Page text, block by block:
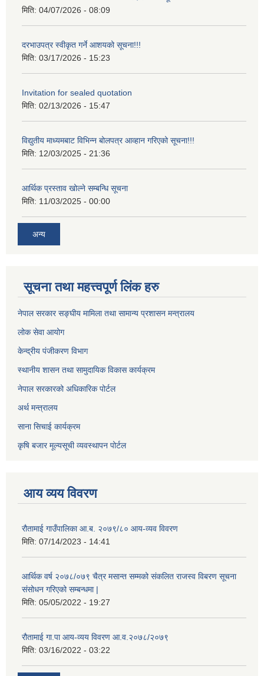
मिति: 04/07/2026 - 08:09
दरभाउपत्र स्वीकृत गर्ने आशयको सूचना!!!
मिति: 03/17/2026 - 15:23
Invitation for sealed quotation
मिति: 02/13/2026 - 15:47
विद्युतीय माध्यमबाट विभिन्न बोलपत्र आव्हान गरिएको सूचना!!!
मिति: 12/03/2025 - 21:36
आर्थिक प्रस्ताव खोल्ने सम्बन्धि सूचना
मिति: 11/03/2025 - 00:00
अन्य
सूचना तथा महत्त्वपूर्ण लिंक हरु
नेपाल सरकार सङ्घीय मामिला तथा सामान्य प्रशासन मन्त्रालय
लोक सेवा आयोग
केन्द्रीय पंजीकरण विभाग
स्थानीय शासन तथा सामुदायिक विकास कार्यक्रम
नेपाल सरकारको अधिकारिक पोर्टल
अर्थ मन्त्रालय
साना सिचाई कार्यक्रम
कृषि बजार मूल्यसूची व्यवस्थापन पोर्टल
आय व्यय विवरण
रौतामाई गाउँपालिका आ.ब. २०७९/८० आय-व्यव विवरण
मिति: 07/14/2023 - 14:41
आर्थिक वर्ष २०७८/०७९ चैत्र मसान्त सम्मको संकलित राजस्व विबरण सूचना
संसोधन गरिएको सम्बन्धमा |
मिति: 05/05/2022 - 19:27
रौतामाई गा.पा आय-व्यय विवरण आ.व.२०७८/२०७९
मिति: 03/16/2022 - 03:22